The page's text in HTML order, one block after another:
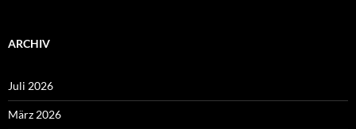
ARCHIV
Juli 2026
März 2026